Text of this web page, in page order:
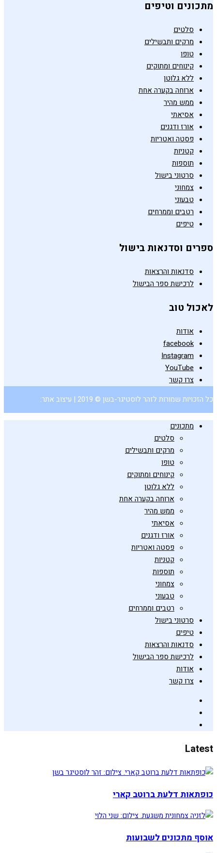
מתכונים וטיפים
סלטים
מרקים ותבשילים
טופו
קינוחים ומתוקים
ללא גלוטן
ארוחה בקערה אחת
ממש מהיר
אסיאתי
אורז ודגנים
פסטה ואטריות
קטניות
תוספות
סרטוני בישול
צמחוני
טבעוני
רטבים וממרחים
טיפים
ספרים וסדנאות בישול
סדנאות והרצאות
לרכישת ספר הבישול
לאכול טוב
אודות
facebook
Instagram
YouTube
צרו קשר
כל הזכויות שמורות לזהר לוסטיגר-בשן © 2019 | עיצוב אתר:
מתכונים
סלטים
מרקים ותבשילים
טופו
קינוחים ומתוקים
ללא גלוטן
ארוחה בקערה אחת
ממש מהיר
אסיאתי
אורז ודגנים
פסטה ואטריות
קטניות
תוספות
צמחוני
טבעוני
רטבים וממרחים
סרטוני בישול
טיפים
סדנאות והרצאות
לרכישת ספר הבישול
אודות
צרו קשר
Latest
כופתאות דלעת ברוטב קארי
אוסף מתכונים לשבועות